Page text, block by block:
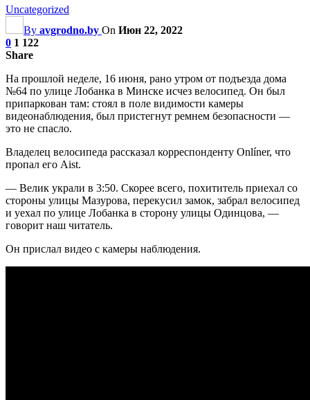
Uncategorized
By avgrodno.by On Июн 22, 2022
0 1 122
Share
На прошлой неделе, 16 июня, рано утром от подъезда дома
№64 по улице Лобанка в Минске исчез велосипед. Он был
припаркован там: стоял в поле видимости камеры
видеонаблюдения, был пристегнут ремнем безопасности —
это не спасло.
Владелец велосипеда рассказал корреспонденту Onlíner, что
пропал его Aist.
— Велик украли в 3:50. Скорее всего, похититель приехал со
стороны улицы Мазурова, перекусил замок, забрал велосипед
и уехал по улице Лобанка в сторону улицы Одинцова, —
говорит наш читатель.
Он прислал видео с камеры наблюдения.